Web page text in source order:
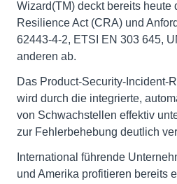
Wizard(TM) deckt bereits heute
Resilience Act (CRA) und
62443-4-2, ETSI EN 303 645,
anderen ab.
Das Product-Security-Incident-
wird durch die integrierte,
von Schwachstellen effektiv
zur Fehlerbehebung deutlich
International führende
und Amerika profitieren bereits